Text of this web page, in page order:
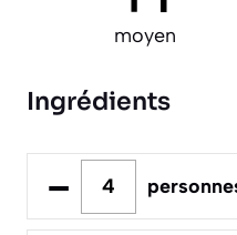
moyen
Ingrédients
–